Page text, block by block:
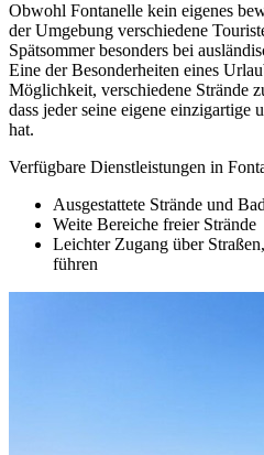
Obwohl Fontanelle kein eigenes
der Umgebung verschiedene
Spätsommer besonders bei
Eine der Besonderheiten eines
Möglichkeit, verschiedene Strände
dass jeder seine eigene einzigartige
hat.
Verfügbare Dienstleistungen in
Ausgestattete Strände und
Weite Bereiche freier Strände
Leichter Zugang über
führen